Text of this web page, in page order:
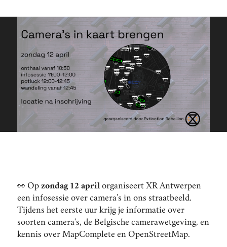
👀 Op zondag 12 aprilorganiseert XR Antwerpen
een infosessie over camera’s in ons straatbeeld.
Tijdens het eerste uur krijg je informatie over
soorten camera's, de Belgische camerawetgeving, en
kennis over MapComplete en OpenStreetMap.